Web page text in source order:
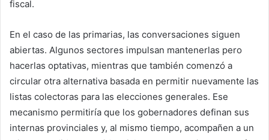
fiscal.
En el caso de las primarias, las conversaciones siguen
abiertas. Algunos sectores impulsan mantenerlas pero
hacerlas optativas, mientras que también comenzó a
circular otra alternativa basada en permitir nuevamente las
listas colectoras para las elecciones generales. Ese
mecanismo permitiría que los gobernadores definan sus
internas provinciales y, al mismo tiempo, acompañen a un